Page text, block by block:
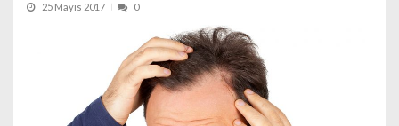
25 Mayıs 2017 0